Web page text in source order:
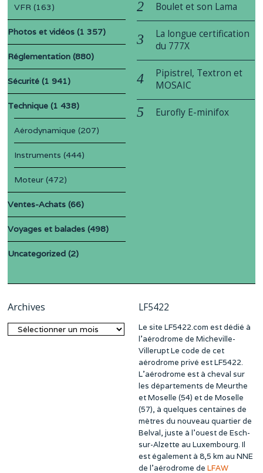
VFR (163)
Photos et vidéos (1 357)
Réglementation (880)
Sécurité (1 941)
Technique (1 438)
Aérodynamique (207)
Instruments (444)
Moteur (472)
Ventes-Achats (66)
Voyages et balades (498)
Uncategorized (2)
Boulet et son Lama
La longue certification
du 777X
Pipistrel, Textron et
MOSAIC
Eurofly E-minifox
Archives
Archives
LF5422
Le site LF5422.com est dédié à
l’aérodrome de Micheville-
Villerupt Le code de cet
aérodrome privé est LF5422.
L’aérodrome est à cheval sur
les départements de Meurthe
et Moselle (54) et de Moselle
(57), à quelques centaines de
mètres du nouveau quartier de
Belval, juste à l’ouest de Esch-
sur-Alzette au Luxembourg. Il
est également à 8,5 km au NNE
de l’aérodrome de LFAW